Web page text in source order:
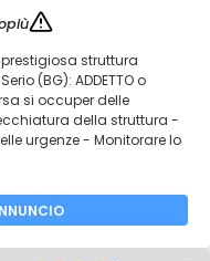
struttura
(BG): ADDETTO o
si occuper delle
della struttura -
urgenze - Monitorare lo